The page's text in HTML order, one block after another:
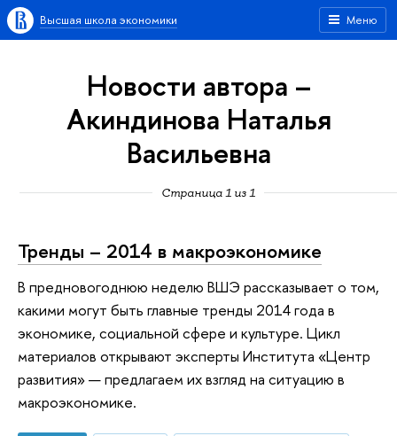
Меню
Высшая школа экономики
Новости автора –
Акиндинова Наталья
Васильевна
Страница 1 из 1
Тренды – 2014 в макроэкономике
В предновогоднюю неделю ВШЭ рассказывает о том,
какими могут быть главные тренды 2014 года в
экономике, социальной сфере и культуре. Цикл
материалов открывают эксперты Института «Центр
развития» — предлагаем их взгляд на ситуацию в
макроэкономике.